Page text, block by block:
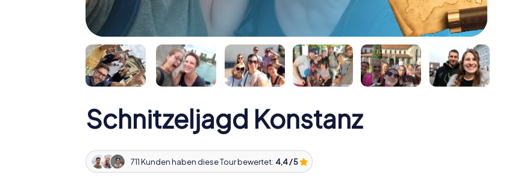
Schnitzeljagd Konstanz
711 Kunden haben diese Tour bewertet: 4,4 / 5